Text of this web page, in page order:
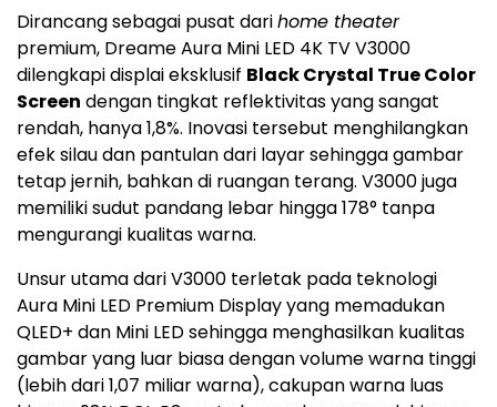
Dirancang sebagai pusat darihome theater
premium, Dreame Aura Mini LED 4K TV V3000
dilengkapi displai eksklusif Black Crystal True Color
Screen dengan tingkat reflektivitas yang sangat
rendah, hanya 1,8%. Inovasi tersebut menghilangkan
efek silau dan pantulan dari layar sehingga gambar
tetap jernih, bahkan di ruangan terang. V3000 juga
memiliki sudut pandang lebar hingga 178° tanpa
mengurangi kualitas warna.
Unsur utama dari V3000 terletak pada teknologi
Aura Mini LED Premium Display yang memadukan
QLED+ dan Mini LED sehingga menghasilkan kualitas
gambar yang luar biasa dengan volume warna tinggi
(lebih dari 1,07 miliar warna), cakupan warna luas